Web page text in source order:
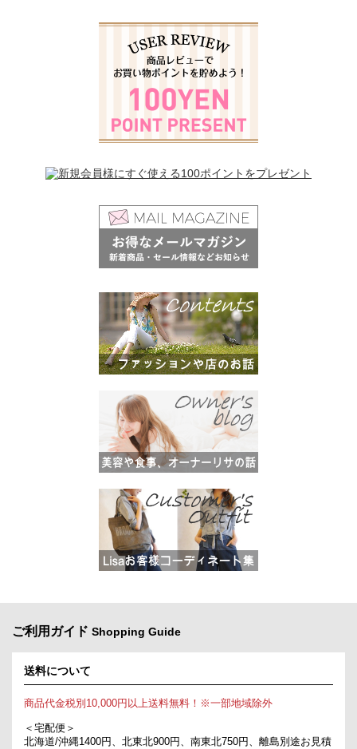
ご利用ガイド Shopping Guide
送料について
商品代金税別10,000円以上送料無料！※一部地域除外
＜宅配便＞
北海道/沖縄1400円、北東北900円、南東北750円、離島別途お見積